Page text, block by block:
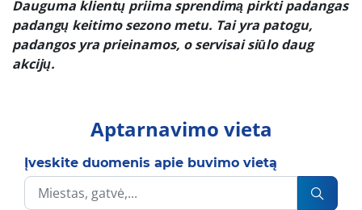
Dauguma klientų priima sprendimą pirkti padangas
padangų keitimo sezono metu. Tai yra patogu,
padangos yra prieinamos, o servisai siūlo daug
akcijų.
Aptarnavimo vieta
Įveskite duomenis apie buvimo vietą